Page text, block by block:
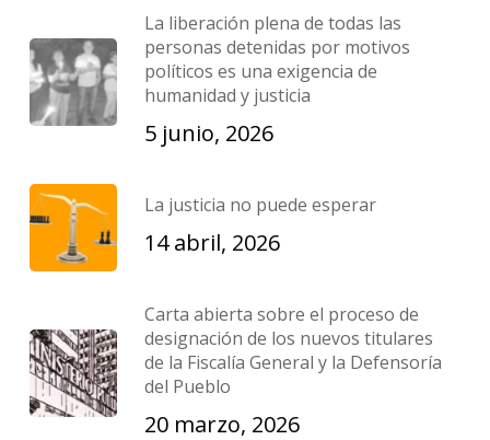
La liberación plena de todas las
personas detenidas por motivos
políticos es una exigencia de
humanidad y justicia
5 junio, 2026
La justicia no puede esperar
14 abril, 2026
Carta abierta sobre el proceso de
designación de los nuevos titulares
de la Fiscalía General y la Defensoría
del Pueblo
20 marzo, 2026